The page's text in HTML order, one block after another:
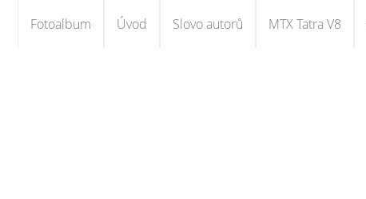
Fotoalbum Úvod Slovo autorů MTX Tatra V8